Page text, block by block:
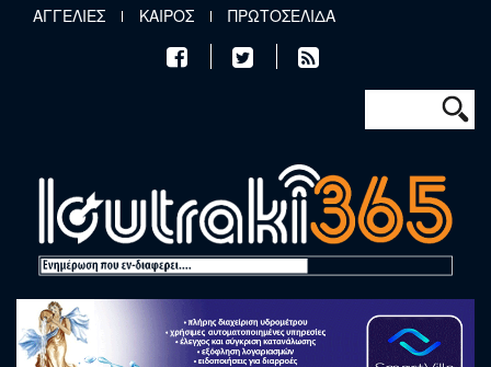
Παράκαμψη προς το κυρίως περιεχόμενο
ΑΓΓΕΛΙΕΣ ΚΑΙΡΟΣ ΠΡΩΤΟΣΕΛΙΔΑ
Φόρμα
Αναζήτηση